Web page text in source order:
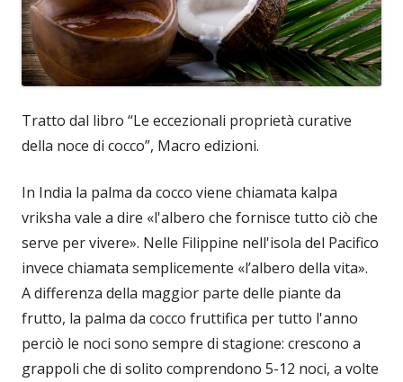
Tratto dal libro “Le eccezionali proprietà curative
della noce di cocco”, Macro edizioni.
In India la palma da cocco viene chiamata kalpa
vriksha vale a dire «l'albero che fornisce tutto ciò che
serve per vivere». Nelle Filippine nell'isola del Pacifico
invece chiamata semplicemente «l’albero della vita».
A differenza della maggior parte delle piante da
frutto, la palma da cocco fruttifica per tutto l'anno
perciò le noci sono sempre di stagione: crescono a
grappoli che di solito comprendono 5-12 noci, a volte